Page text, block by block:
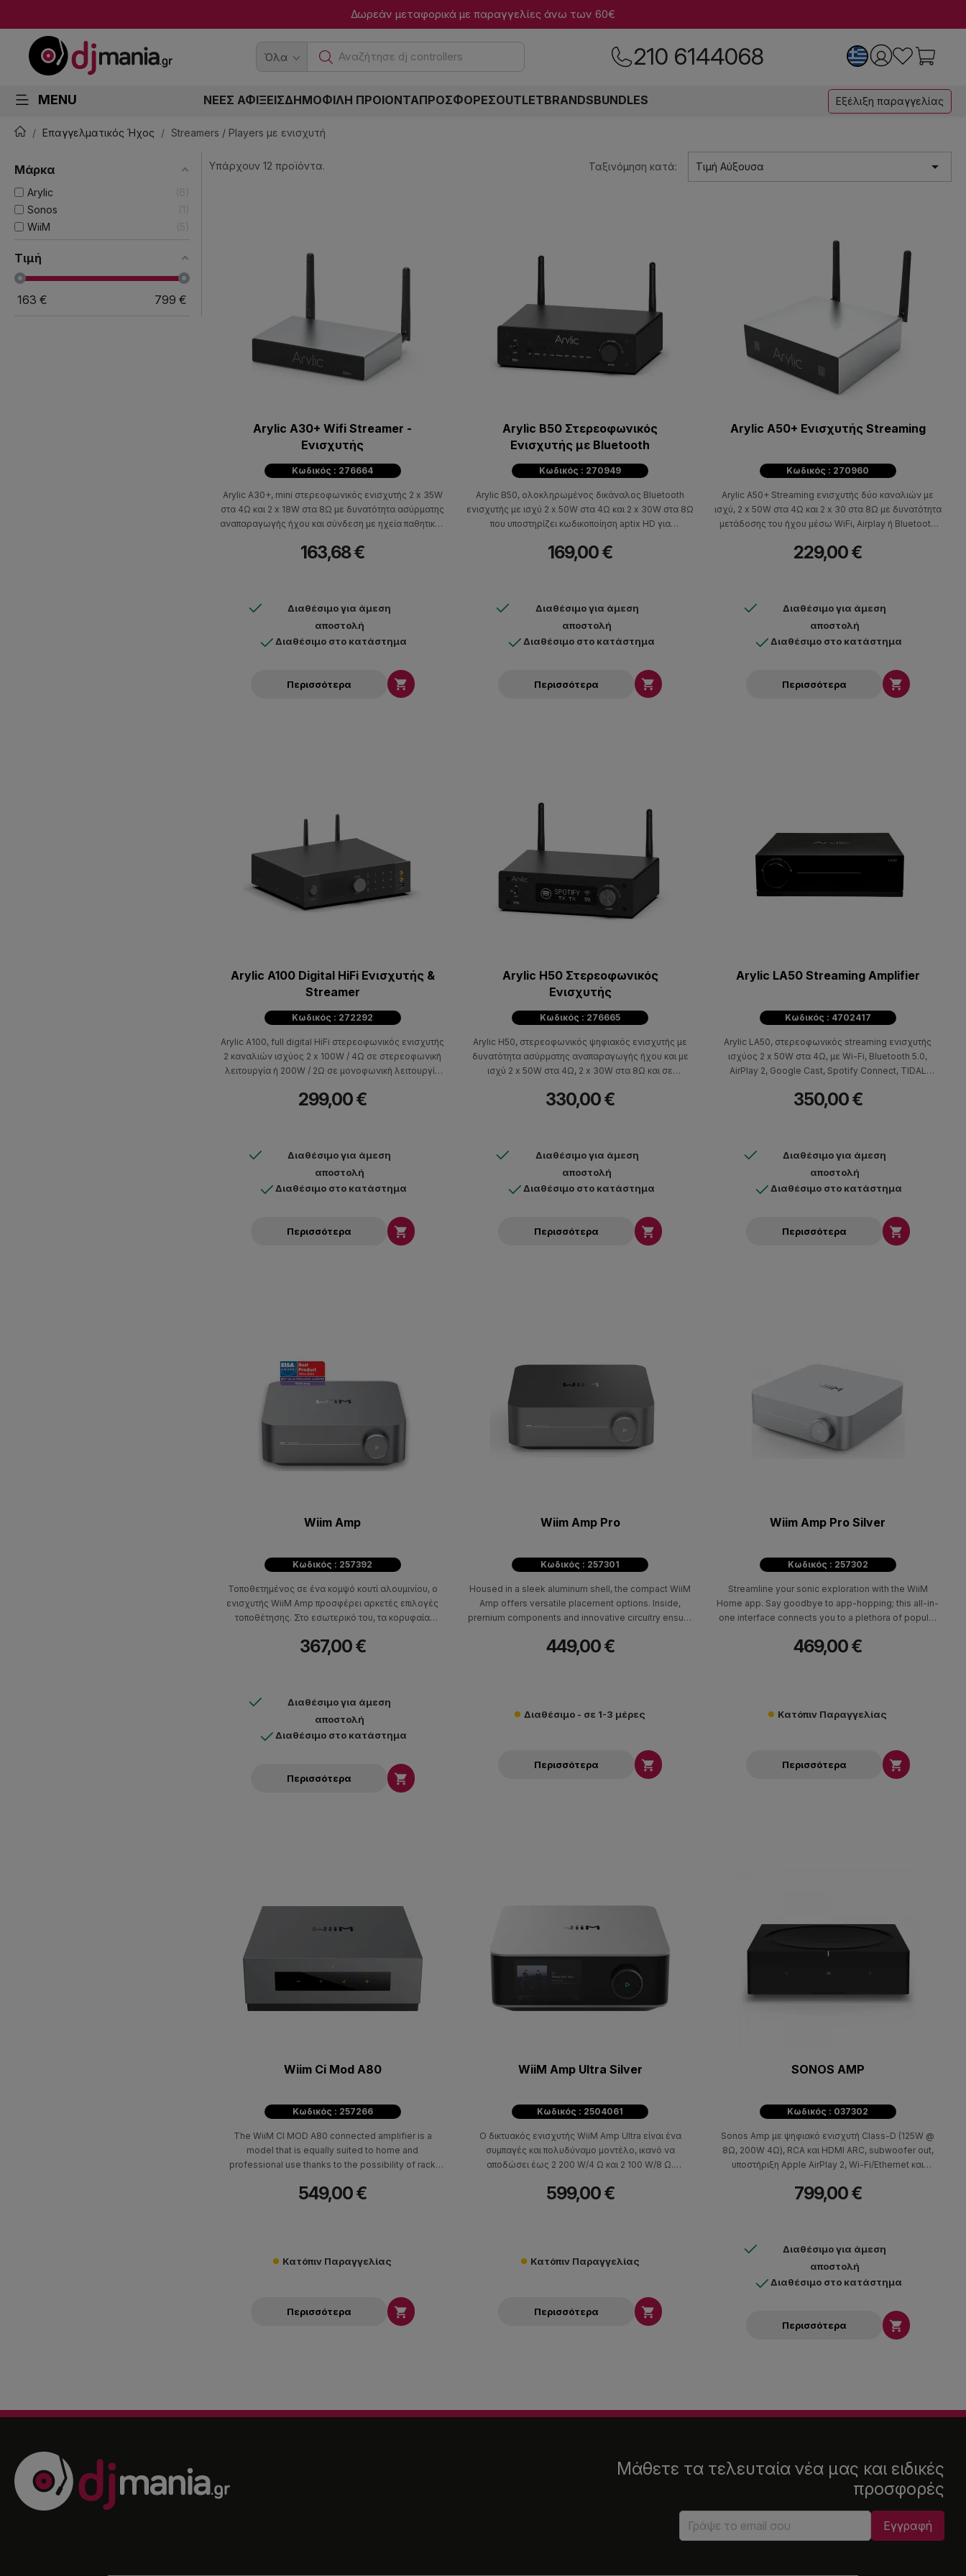
Δωρεάν μεταφορικά με παραγγελίες άνω των 60€
Όλα Α 210 6144068
MENU ΝΕΕΣ ΑΦΙΞΕΙΣΔΗΜΟΦΙΛΗ ΠΡΟΙΟΝΤΑΠΡΟΣΦΟΡΕΣOUTLETBRANDSBUNDLES Εξέλιξη παραγγελίας
Επαγγελματικός Ήχος Streamers / Players με ενισχυτή
Μάρκα
Arylic
6
Sonos
1
WiiM
5
Τιμή
163 € 799 €
Υπάρχουν 12 προϊόντα. Ταξινόμηση κατά: Τιμή Αύξουσα 
Arylic A30+ Wifi Streamer -
Ενισχυτής
Κωδικός : 276664
Arylic A30+, mini στερεοφωνικός ενισχυτής 2 x 35W
στα 4Ω και 2 x 18W στα 8Ω με δυνατότητα ασύρματης
αναπαραγωγής ήχου και σύνδεση με ηχεία παθητικού
5.0 για stream-άρισμα και συνδέεται με DLNA kai
163,68 €
Διαθέσιμο για άμεση
αποστολή
Διαθέσιμο στο κατάστημα
Περισσότερα 
Arylic B50 Στερεοφωνικός
Ενισχυτής με Bluetooth
Κωδικός : 270949
Arylic B50, ολοκληρωμένος δικάναλος Bluetooth
ενισχυτής με ισχύ 2 x 50W στα 4Ω και 2 x 30W στα 8Ω
που υποστηρίζει κωδικοποίηση aptix HD για
169,00 €
Διαθέσιμο για άμεση
αποστολή
Διαθέσιμο στο κατάστημα
Περισσότερα 
Arylic A50+ Ενισχυτής Streaming
Κωδικός : 270960
Arylic A50+ Streaming ενισχυτής δύο καναλιών με
ισχύ, 2 x 50W στα 4Ω και 2 x 30 στα 8Ω με δυνατότητα
μετάδοσης του ήχου μέσω WiFi, Airplay ή Bluetooth
έλεγχος του ενισχυτή γίνεται με την δωρεάν
229,00 €
Διαθέσιμο για άμεση
αποστολή
Διαθέσιμο στο κατάστημα
Περισσότερα 
Arylic A100 Digital HiFi Ενισχυτής &
Streamer
Κωδικός : 272292
Arylic A100, full digital HiFi στερεοφωνικός ενισχυτής
2 καναλιών ισχύος 2 x 100W / 4Ω σε στερεοφωνική
λειτουργία ή 200W / 2Ω σε μονοφωνική λειτουργία
οθόνη OLED 2.4 ιντσών και streaming δυνατότητες
299,00 €
Διαθέσιμο για άμεση
αποστολή
Διαθέσιμο στο κατάστημα
Περισσότερα 
Arylic H50 Στερεοφωνικός
Ενισχυτής
Κωδικός : 276665
Arylic H50, στερεοφωνικός ψηφιακός ενισχυτής με
δυνατότητα ασύρματης αναπαραγωγής ήχου και με
ισχύ 2 x 50W στα 4Ω, 2 x 30W στα 8Ω και σε
κωδικοποίηση aptix HD για αναπαραγωγή και λήψη
Spotify, Apple music, Amazon Music, Tidal κ.α
330,00 €
Διαθέσιμο για άμεση
αποστολή
Διαθέσιμο στο κατάστημα
Περισσότερα 
Arylic LA50 Streaming Amplifier
Κωδικός : 4702417
Arylic LA50, στερεοφωνικός streaming ενισχυτής
ισχύος 2 x 50W στα 4Ω, με Wi-Fi, Bluetooth 5.0,
AirPlay 2, Google Cast, Spotify Connect, TIDAL
οδήγηση παθητικών ηχείων και τη δημιουργία
350,00 €
Διαθέσιμο για άμεση
αποστολή
Διαθέσιμο στο κατάστημα
Περισσότερα 
Wiim Amp
Κωδικός : 257392
Τοποθετημένος σε ένα κομψό κουτί αλουμινίου, ο
ενισχυτής WiiM Amp προσφέρει αρκετές επιλογές
τοποθέτησης. Στο εσωτερικό του, τα κορυφαία
εξασφαλίζουν σταθερή, καθαρή ενίσχυση και μια
367,00 €
Διαθέσιμο για άμεση
αποστολή
Διαθέσιμο στο κατάστημα
Περισσότερα 
Wiim Amp Pro
Κωδικός : 257301
Housed in a sleek aluminum shell, the compact WiiM
Amp offers versatile placement options. Inside,
premium components and innovative circuitry ensure
designed heatsink ensures optimal thermal
449,00 €
Διαθέσιμο - σε 1-3 μέρες
Περισσότερα 
Wiim Amp Pro Silver
Κωδικός : 257302
Streamline your sonic exploration with the WiiM
Home app. Say goodbye to app-hopping; this all-in-
one interface connects you to a plethora of popular
Tidal, Amazon Music, Qobuz, Napster, Pandora,
469,00 €
Κατόπιν Παραγγελίας
Περισσότερα 
Wiim Ci Mod A80
Κωδικός : 257266
The WiiM CI MOD A80 connected amplifier is a
model that is equally suited to home and
professional use thanks to the possibility of rack
Sabre 9018K2M DAC for playing music shared on the
549,00 €
Κατόπιν Παραγγελίας
Περισσότερα 
WiiM Amp Ultra Silver
Κωδικός : 2504061
Ο δικτυακός ενισχυτής WiiM Amp Ultra είναι ένα
συμπαγές και πολυδύναμο μοντέλο, ικανό να
αποδώσει έως 2 200 W/4 Ω και 2 100 W/8 Ω.
περισσότερους μουσικούς streaming παρόχους
599,00 €
Κατόπιν Παραγγελίας
Περισσότερα 
SONOS AMP
Κωδικός : 037302
Sonos Amp με ψηφιακό ενισχυτή Class-D (125W @
8Ω, 200W 4Ω), RCA και HDMI ARC, subwoofer οut,
υποστήριξη Apple AirPlay 2, Wi-Fi/Ethernet και
περιεχόμενό σου.
799,00 €
Διαθέσιμο για άμεση
αποστολή
Διαθέσιμο στο κατάστημα
Περισσότερα 
Μάθετε τα τελευταία νέα μας και ειδικές
προσφορές